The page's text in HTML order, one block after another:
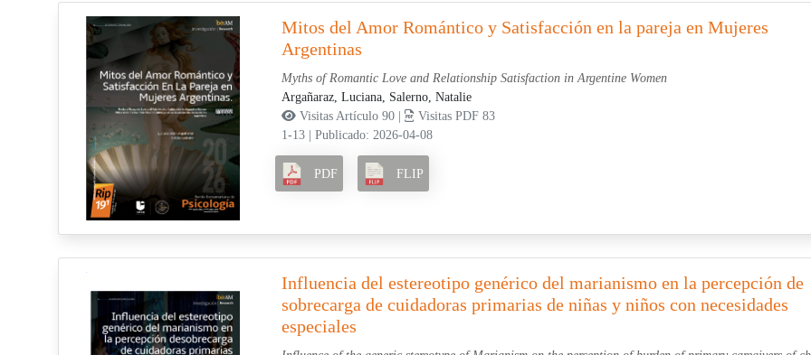
Mitos del Amor Romántico y Satisfacción en la pareja en Mujeres
Argentinas
Myths of Romantic Love and Relationship Satisfaction in Argentine Women
Argañaraz, Luciana, Salerno, Natalie
Visitas Artículo 90 |
Visitas PDF 83
1-13
Publicado: 2026-04-08
PDF FLIP
Influencia del estereotipo genérico del marianismo en la percepción de
sobrecarga de cuidadoras primarias de niñas y niños con necesidades
especiales